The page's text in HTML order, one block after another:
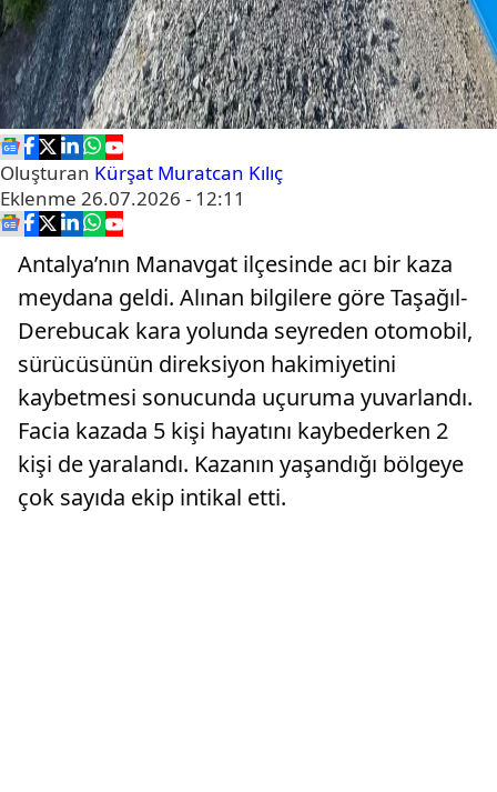
Oluşturan Kürşat Muratcan Kılıç
Eklenme 26.07.2026 - 12:11
Antalya’nın Manavgat ilçesinde acı bir kaza
meydana geldi. Alınan bilgilere göre Taşağıl-
Derebucak kara yolunda seyreden otomobil,
sürücüsünün direksiyon hakimiyetini
kaybetmesi sonucunda uçuruma yuvarlandı.
Facia kazada 5 kişi hayatını kaybederken 2
kişi de yaralandı. Kazanın yaşandığı bölgeye
çok sayıda ekip intikal etti.